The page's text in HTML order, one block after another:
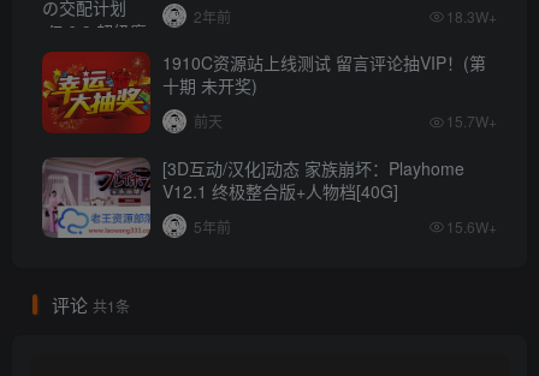
2年前 18.3W+
1910C资源站上线测试 留言评论抽VIP！(第
十期 未开奖)
前天 15.7W+
[3D互动/汉化]动态 家族崩坏：Playhome
V12.1 终极整合版+人物档[40G]
5年前 15.6W+
评论 共1条